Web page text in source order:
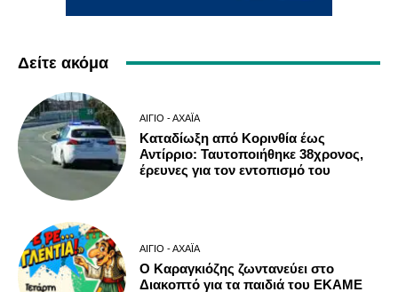
Δείτε ακόμα
ΑΊΓΙΟ - ΑΧΑΪ́Α
Καταδίωξη από Κορινθία έως
Αντίρριο: Ταυτοποιήθηκε 38χρονος,
έρευνες για τον εντοπισμό του
ΑΊΓΙΟ - ΑΧΑΪ́Α
Ο Καραγκιόζης ζωντανεύει στο
Διακοπτό για τα παιδιά του ΕΚΑΜΕ